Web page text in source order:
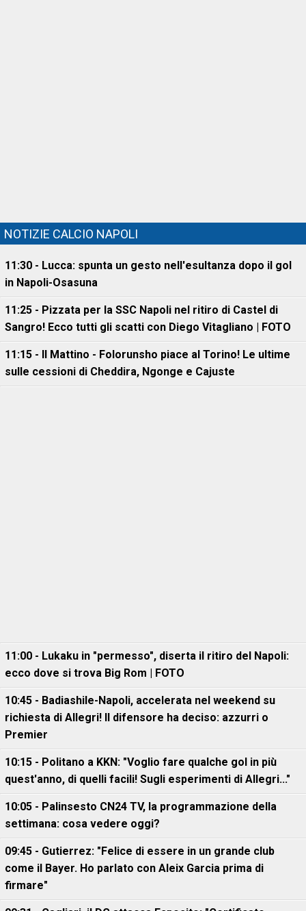
NOTIZIE CALCIO NAPOLI
11:30 - Lucca: spunta un gesto nell'esultanza dopo il gol
in Napoli-Osasuna
11:25 - Pizzata per la SSC Napoli nel ritiro di Castel di
Sangro! Ecco tutti gli scatti con Diego Vitagliano | FOTO
11:15 - Il Mattino - Folorunsho piace al Torino! Le ultime
sulle cessioni di Cheddira, Ngonge e Cajuste
11:00 - Lukaku in "permesso", diserta il ritiro del Napoli:
ecco dove si trova Big Rom | FOTO
10:45 - Badiashile-Napoli, accelerata nel weekend su
richiesta di Allegri! Il difensore ha deciso: azzurri o
Premier
10:15 - Politano a KKN: "Voglio fare qualche gol in più
quest'anno, di quelli facili! Sugli esperimenti di Allegri..."
10:05 - Palinsesto CN24 TV, la programmazione della
settimana: cosa vedere oggi?
09:45 - Gutierrez: "Felice di essere in un grande club
come il Bayer. Ho parlato con Aleix Garcia prima di
firmare"